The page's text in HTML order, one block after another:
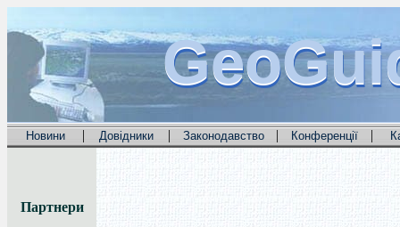
Новини | Довідники | Законодавство | Конференції |
Партнери